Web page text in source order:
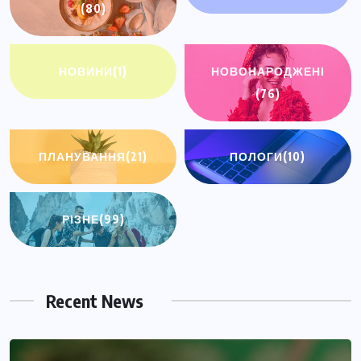
(80)
НОВИНИ(1)
НОВОНАРОДЖЕНІ
(76)
ПЛАНУВАННЯ(21) ПОЛОГИ(10)
РІЗНЕ(99)
Recent News